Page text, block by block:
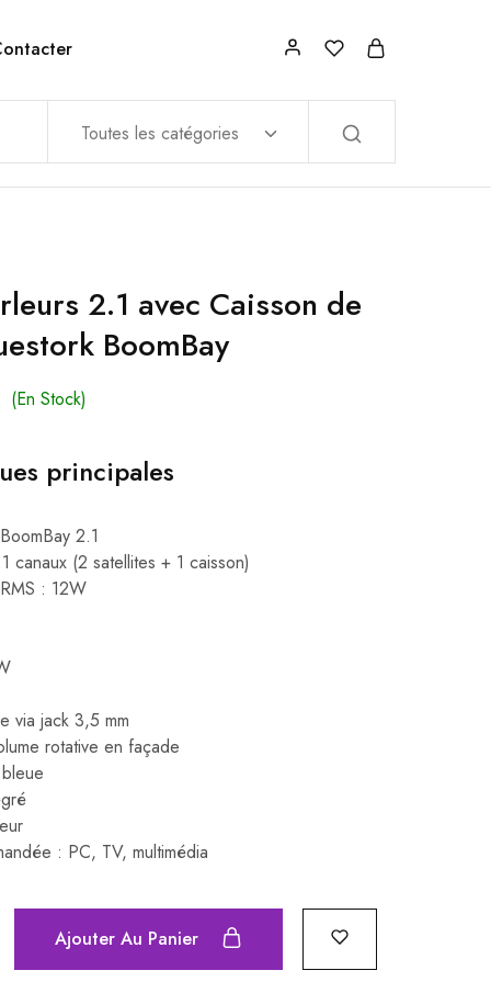
Toutes les catégories
2.1 avec Caisson de
BoomBay
(En Stock)
principales
2.1
canaux (2 satellites + 1 caisson)
: 12W
via jack 3,5 mm
rotative en façade
: PC, TV, multimédia
Ajouter Au Panier